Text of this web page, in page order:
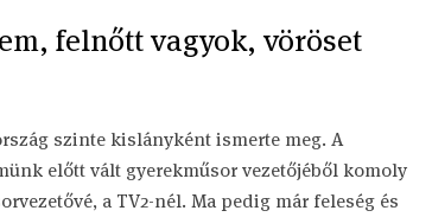
felnőtt vagyok, vöröset
szinte kislányként ismerte meg. A
előtt vált gyerekműsor vezetőjéből komoly
a TV2-nél. Ma pedig már feleség és